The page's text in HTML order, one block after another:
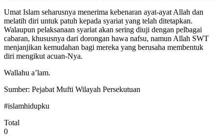
Umat Islam seharusnya menerima kebenaran ayat-ayat Allah dan
melatih diri untuk patuh kepada syariat yang telah ditetapkan.
Walaupun pelaksanaan syariat akan sering diuji dengan pelbagai
cabaran, khususnya dari dorongan hawa nafsu, namun Allah SWT
menjanjikan kemudahan bagi mereka yang berusaha membentuk
diri mengikut acuan-Nya.
Wallahu a’lam.
Sumber: Pejabat Mufti Wilayah Persekutuan
#islamhidupku
Total
0